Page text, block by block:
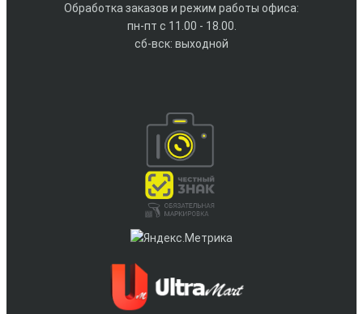
Обработка заказов и режим работы офиса:
пн-пт с 11.00 - 18.00.
сб-вск: выходной